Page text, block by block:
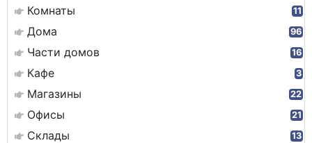
Комнаты 11
Дома 96
Части домов 16
Кафе 3
Магазины 22
Офисы 21
Склады 13